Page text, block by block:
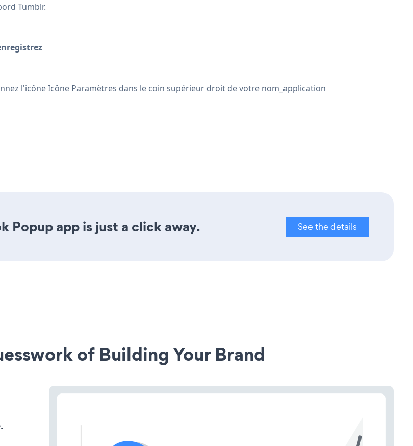
Tumblr.
l'icône Icône Paramètres dans le coin supérieur droit de votre nom_application
Popup app is just a click away. See the details
of Building Your Brand